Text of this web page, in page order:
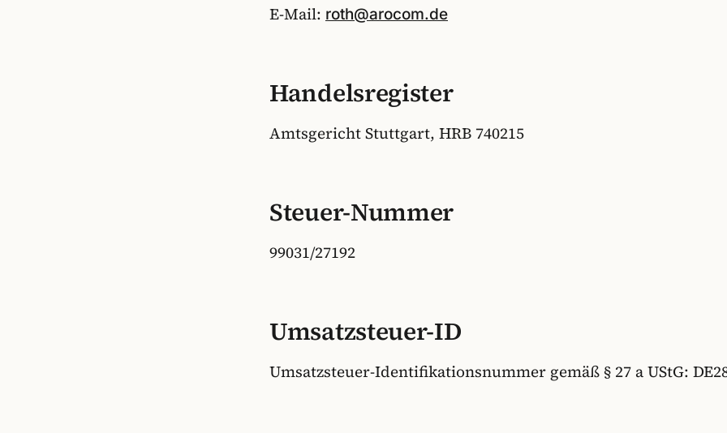
E-Mail: roth@arocom.de
Handelsregister
Amtsgericht Stuttgart, HRB 740215
Steuer-Nummer
99031/27192
Umsatzsteuer-ID
Umsatzsteuer-Identifikationsnummer gemäß § 27 a UStG: